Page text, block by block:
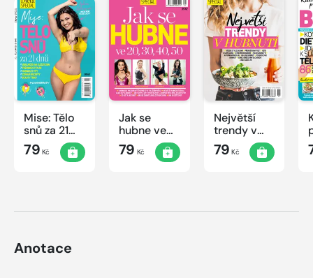
Mise: Tělo
snů za 21
dnů
79 Kč
Jak se
hubne ve
20, 30, 40,
50
79 Kč
Největší
trendy v
hubnutí
79 Kč
Anotace